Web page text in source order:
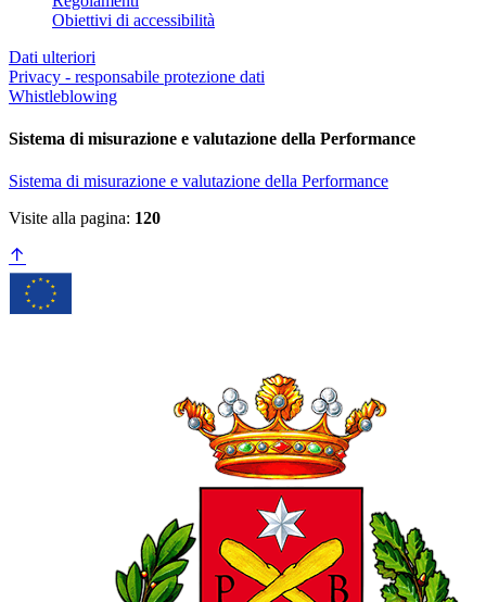
Obiettivi di accessibilità
Dati ulteriori
Privacy - responsabile protezione dati
Whistleblowing
Sistema di misurazione e valutazione della Performance
Sistema di misurazione e valutazione della Performance
Visite alla pagina: 120